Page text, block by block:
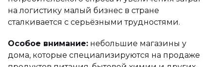
на логистику малый бизнес в стране
сталкивается с серьёзными трудностями.
Особое внимание: небольшие магазины у
дома, которые специализируются на продаже